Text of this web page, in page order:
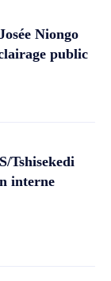
Niongo
public
Tshisekedi
interne